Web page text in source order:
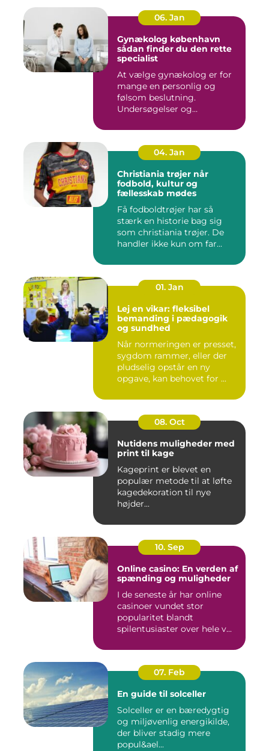
06. Jan
Gynækolog københavn
sådan finder du den rette
specialist
At vælge gynækolog er for
mange en personlig og
følsom beslutning.
Undersøgelser og
04. Jan
Christiania trøjer når
fodbold, kultur og
fællesskab mødes
Få fodboldtrøjer har så
stærk en historie bag sig
som christiania trøjer. De
handler ikke kun om far...
01. Jan
Lej en vikar: fleksibel
bemanding i pædagogik
og sundhed
Når normeringen er presset,
sygdom rammer, eller der
pludselig opstår en ny
opgave, kan behovet for ...
08. Oct
Nutidens muligheder med
print til kage
Kageprint er blevet en
populær metode til at løfte
kagedekoration til nye
højder...
10. Sep
Online casino: En verden af
spænding og muligheder
I de seneste år har online
casinoer vundet stor
popularitet blandt
spilentusiaster over hele v...
07. Feb
En guide til solceller
Solceller er en bæredygtig
og miljøvenlig energikilde,
der bliver stadig mere
popul&ael...